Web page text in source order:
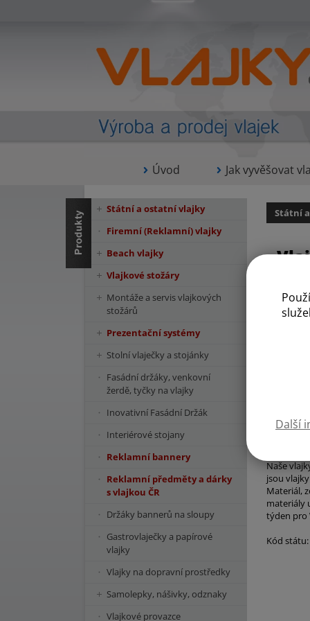
Další
Úvod Jak vyvěšovat
Státní
Naše
jsou
Materiál,
materiály
týden pro
Kód státu:
Státní a ostatní vlajky
Firemní (Reklamní) vlajky
Beach vlajky
Vlajkové stožáry
Montáže a servis vlajkových
stožárů
Prezentační systémy
Stolní vlaječky a stojánky
Fasádní držáky, venkovní
žerdě, tyčky na vlajky
Inovativní Fasádní Držák
Interiérové stojany
Reklamní bannery
Reklamní předměty a dárky
s vlajkou ČR
Držáky bannerů na sloupy
Gastrovlaječky a papírové
vlajky
Vlajky na dopravní prostředky
Samolepky, nášivky, odznaky
Vlajkové provazce